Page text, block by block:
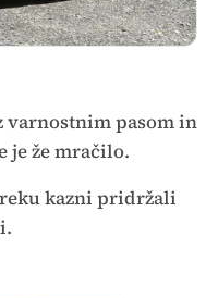
varnostnim pasom in
je že mračilo.
kazni pridržali